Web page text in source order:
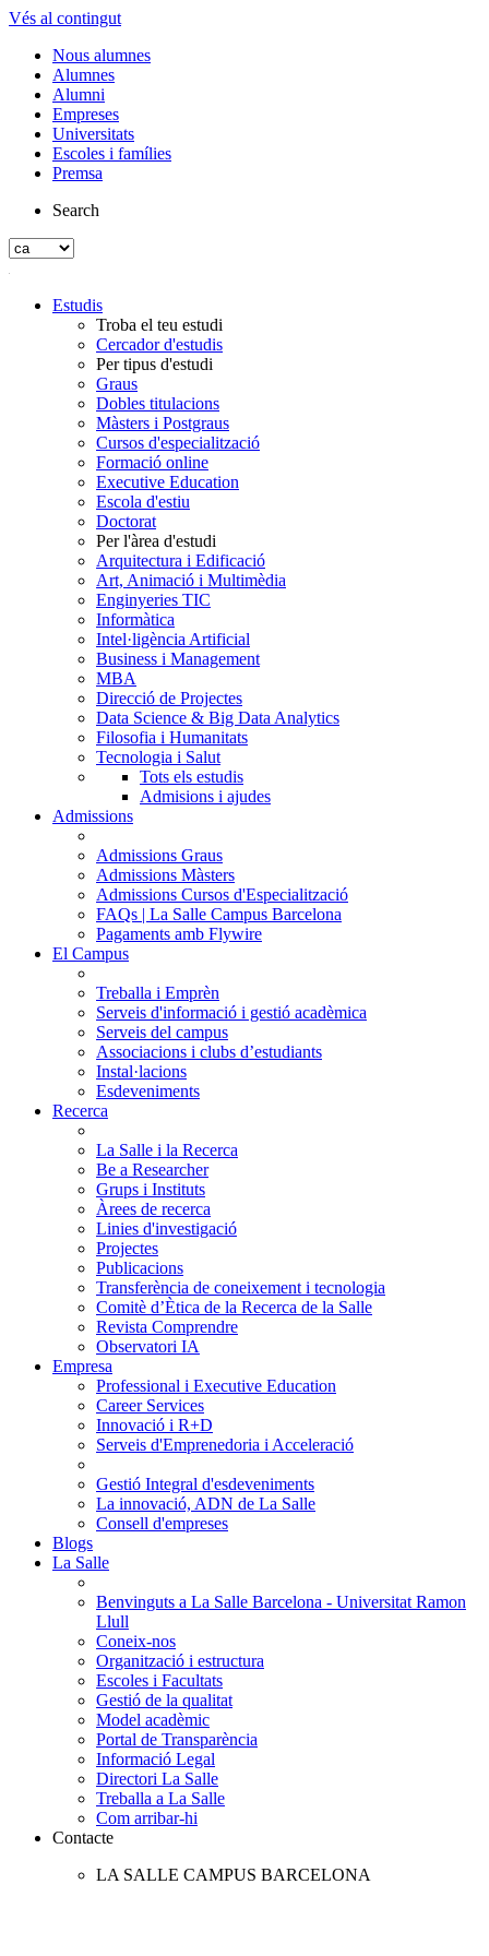
Vés al contingut
Nous alumnes
Alumnes
Alumni
Empreses
Universitats
Escoles i famílies
Premsa
Search
Estudis
Troba el teu estudi
Cercador d'estudis
Per tipus d'estudi
Graus
Dobles titulacions
Màsters i Postgraus
Cursos d'especialització
Formació online
Executive Education
Escola d'estiu
Doctorat
Per l'àrea d'estudi
Arquitectura i Edificació
Art, Animació i Multimèdia
Enginyeries TIC
Informàtica
Intel·ligència Artificial
Business i Management
MBA
Direcció de Projectes
Data Science & Big Data Analytics
Filosofia i Humanitats
Tecnologia i Salut
Tots els estudis
Admisions i ajudes
Admissions
Admissions Graus
Admissions Màsters
Admissions Cursos d'Especialització
FAQs | La Salle Campus Barcelona
Pagaments amb Flywire
El Campus
Treballa i Emprèn
Serveis d'informació i gestió acadèmica
Serveis del campus
Associacions i clubs d’estudiants
Instal·lacions
Esdeveniments
Recerca
La Salle i la Recerca
Be a Researcher
Grups i Instituts
Àrees de recerca
Linies d'investigació
Projectes
Publicacions
Transferència de coneixement i tecnologia
Comitè d’Ètica de la Recerca de la Salle
Revista Comprendre
Observatori IA
Empresa
Professional i Executive Education
Career Services
Innovació i R+D
Serveis d'Emprenedoria i Acceleració
Gestió Integral d'esdeveniments
La innovació, ADN de La Salle
Consell d'empreses
Blogs
La Salle
Benvinguts a La Salle Barcelona - Universitat Ramon
Llull
Coneix-nos
Organització i estructura
Escoles i Facultats
Gestió de la qualitat
Model acadèmic
Portal de Transparència
Informació Legal
Directori La Salle
Treballa a La Salle
Com arribar-hi
Contacte
LA SALLE CAMPUS BARCELONA